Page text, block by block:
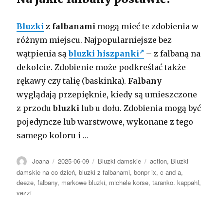
Bluzki z falbanami mogą mieć te zdobienia w
różnym miejscu. Najpopularniejsze bez
wątpienia sąbluzki hiszpanki
– z falbaną na
dekolcie. Zdobienie może podkreślać także
rękawy czy talię (baskinka). Falbany
wyglądają przepięknie, kiedy są umieszczone
z przodubluzki lub u dołu. Zdobienia mogą być
pojedyncze lub warstwowe, wykonane z tego
samego koloru i …
Autor
Joana Opublikowano
2025-06-09 Kategorie
Bluzki damskie Tagi
action, Bluzki
damskie na co dzień,bluzki z falbanami,bonpr ix,c and a,
deeze,falbany, markowe bluzki, michele korse,taranko. kappahl,
vezzi